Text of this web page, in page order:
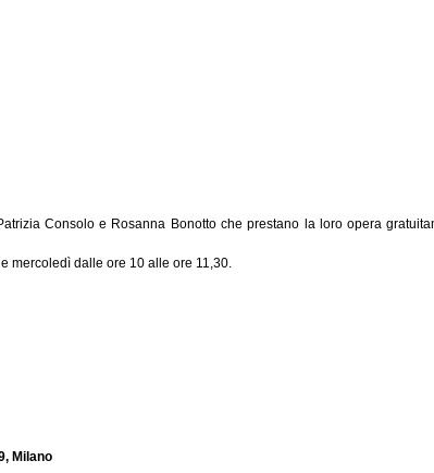
Consolo e Rosanna Bonotto che prestano la loro opera
mercoledì dalle ore 10 alle ore 11,30.
Milano